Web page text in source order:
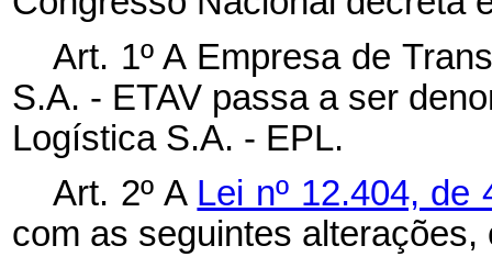
Art. 1º A Empresa de
S.A. - ETAV passa a ser
Logística S.A. - EPL.
Art. 2º A Lei nº 12.404,
com as seguintes alterações,